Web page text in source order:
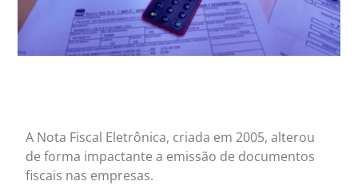
A Nota Fiscal Eletrônica, criada em 2005, alterou
de forma impactante a emissão de documentos
fiscais nas empresas.